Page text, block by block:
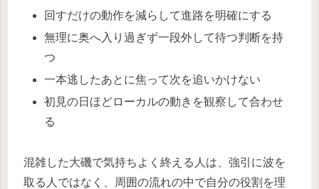
回すだけの動作を減らして進路を明確にする
無理に奥へ入り過ぎず一段外して待つ判断を持
つ
一本逃したあとに焦って次を追いかけない
初見の日ほどローカルの動きを観察して合わせ
る
混雑した大磯で気持ちよく終える人は、強引に波を
取る人ではなく、周囲の流れの中で自分の役割を理